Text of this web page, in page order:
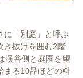
に「別庭」と呼ぶ
き抜けを囲む2階
渓谷側と庭園を望
まる10品ほどの料